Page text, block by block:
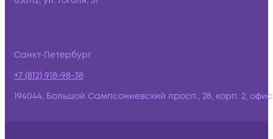
Санкт-Петербург
+7 (812) 918-98-38
194044, Большой Сампсониевский просп., 28, корп. 2,